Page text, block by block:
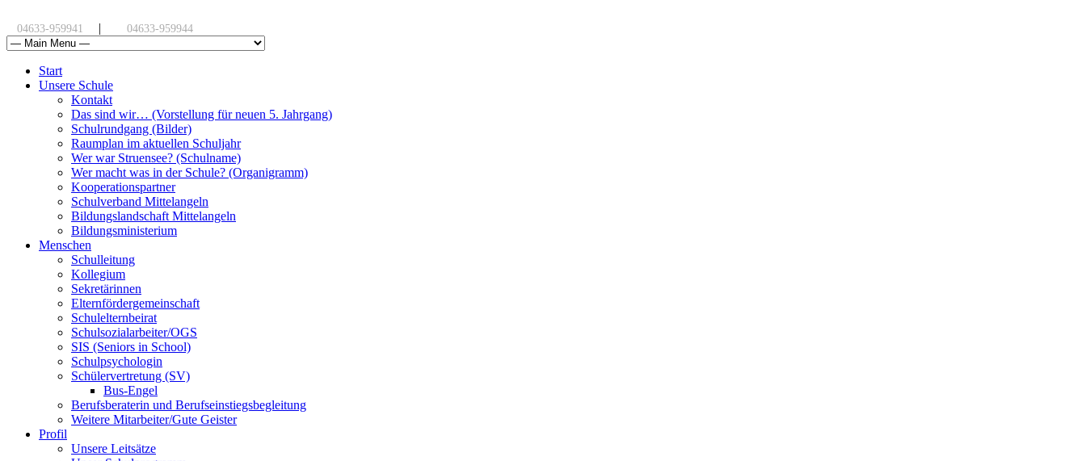
04633-959941 | 04633-959944
Start
Unsere Schule
Kontakt
Das sind wir… (Vorstellung für neuen 5. Jahrgang)
Schulrundgang (Bilder)
Raumplan im aktuellen Schuljahr
Wer war Struensee? (Schulname)
Wer macht was in der Schule? (Organigramm)
Kooperationspartner
Schulverband Mittelangeln
Bildungslandschaft Mittelangeln
Bildungsministerium
Menschen
Schulleitung
Kollegium
Sekretärinnen
Elternfördergemeinschaft
Schulelternbeirat
Schulsozialarbeiter/OGS
SIS (Seniors in School)
Schulpsychologin
Schülervertretung (SV)
Bus-Engel
Berufsberaterin und Berufseinstiegsbegleitung
Weitere Mitarbeiter/Gute Geister
Profil
Unsere Leitsätze